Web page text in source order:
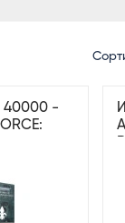
40000 -